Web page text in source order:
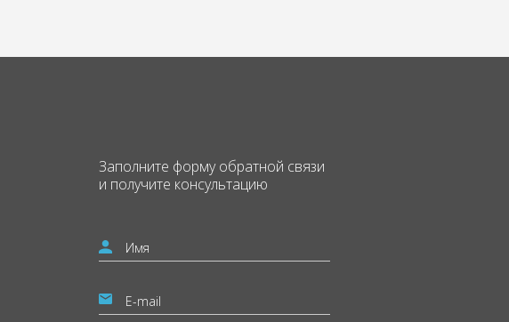
Заполните формуобратной связи
и получите консультацию